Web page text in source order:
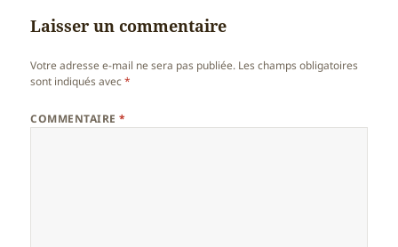
Laisser un commentaire
Votre adresse e-mail ne sera pas publiée. Les champs obligatoires
sont indiqués avec*
COMMENTAIRE*